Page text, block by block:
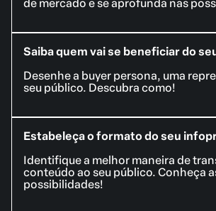
de mercado e se aprofunda nas
Saiba quem vai se beneficiar do
Desenhe a buyer persona, uma
seu público. Descubra como!
Estabeleça o formato do seu
Identifique a melhor maneira de
conteúdo ao seu público. Conheça
possibilidades!